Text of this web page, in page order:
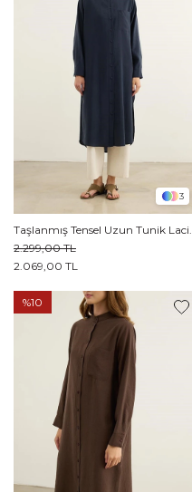
3
2.069,00 TL
2.299,00 TL
%10